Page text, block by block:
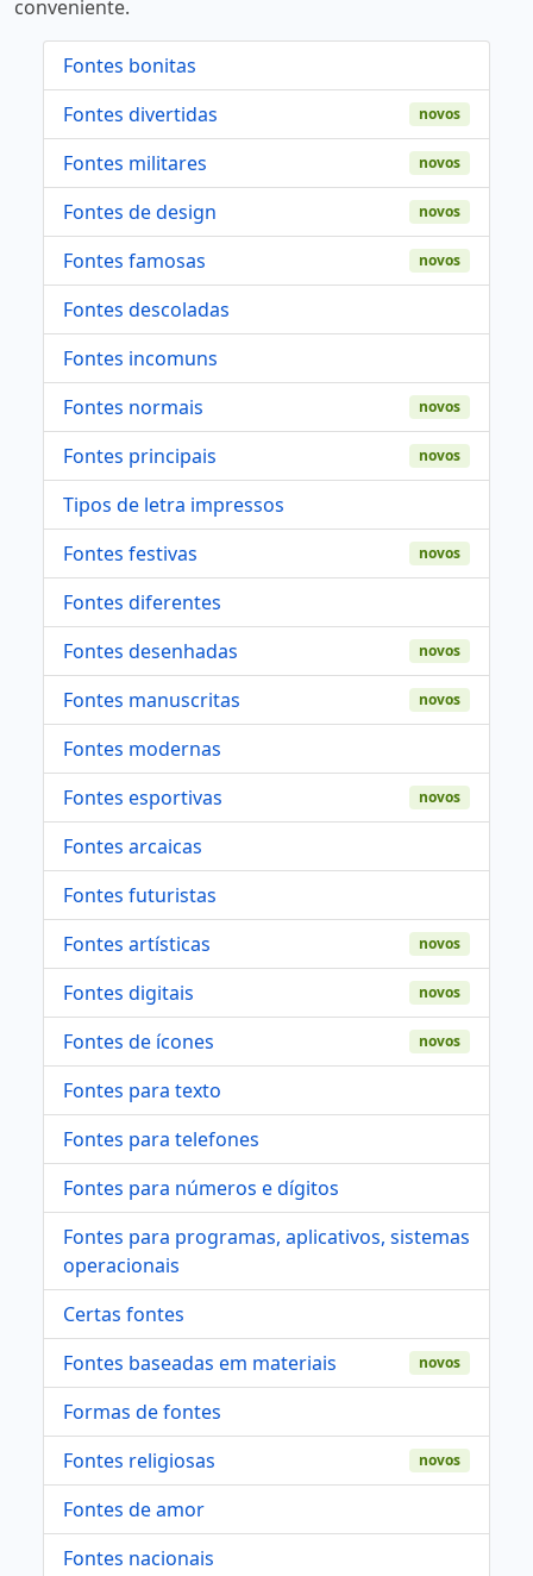
conveniente.
Fontes bonitas
Fontes divertidas
novos
Fontes militares novos
Fontes de design novos
Fontes famosas novos
Fontes descoladas
Fontes incomuns
Fontes normais
novos
Fontes principais novos
Tipos de letra impressos
Fontes festivas
novos
Fontes diferentes
Fontes desenhadas
novos
Fontes manuscritas novos
Fontes modernas
Fontes esportivas
novos
Fontes arcaicas
Fontes futuristas
Fontes artísticas
novos
Fontes digitais novos
Fontes de ícones novos
Fontes para texto
Fontes para telefones
Fontes para números e dígitos
Fontes para programas, aplicativos, sistemas
operacionais
Certas fontes
Fontes baseadas em materiais
novos
Formas de fontes
Fontes religiosas
novos
Fontes de amor
Fontes nacionais